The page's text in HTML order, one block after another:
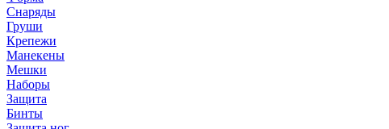
Снаряды
Груши
Крепежи
Манекены
Мешки
Наборы
Защита
Бинты